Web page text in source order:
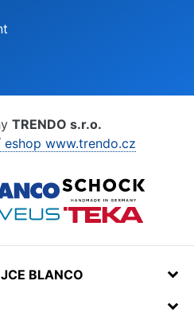
TRENDO s.r.o.
eshop www.trendo.cz
BLANCO